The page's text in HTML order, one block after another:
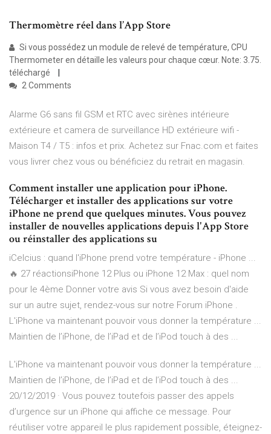
‎Thermomètre réel dans l’App Store
Si vous possédez un module de relevé de température, CPU
Thermometer en détaille les valeurs pour chaque cœur. Note: 3.75.
téléchargé
2 Comments
Alarme G6 sans fil GSM et RTC avec sirènes intérieure
extérieure et camera de surveillance HD extérieure wifi -
Maison T4 / T5 : infos et prix. Achetez sur Fnac.com et faites
vous livrer chez vous ou bénéficiez du retrait en magasin.
Comment installer une application pour iPhone.
Télécharger et installer des applications sur votre
iPhone ne prend que quelques minutes. Vous pouvez
installer de nouvelles applications depuis l'App Store
ou réinstaller des applications su
iCelcius : quand l'iPhone prend votre température - iPhone ...
🔥 27 réactionsiPhone 12 Plus ou iPhone 12 Max : quel nom
pour le 4ème Donner votre avis Si vous avez besoin d'aide
sur un autre sujet, rendez-vous sur notre Forum iPhone .
L'iPhone va maintenant pouvoir vous donner la température ...
Maintien de l’iPhone, de l’iPad et de l’iPod touch à des ...
L'iPhone va maintenant pouvoir vous donner la température ...
Maintien de l’iPhone, de l’iPad et de l’iPod touch à des ...
20/12/2019 · Vous pouvez toutefois passer des appels
d’urgence sur un iPhone qui affiche ce message. Pour
réutiliser votre appareil le plus rapidement possible, éteignez-